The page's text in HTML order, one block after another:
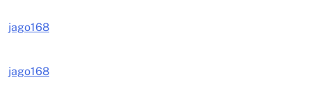
jago168
jago168